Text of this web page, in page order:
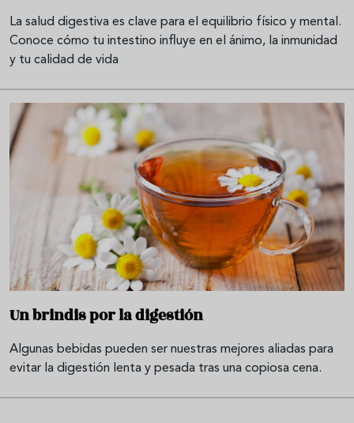
La salud digestiva es clave para el equilibrio físico y mental.
Conoce cómo tu intestino influye en el ánimo, la inmunidad
y tu calidad de vida
Un brindis por la digestión
Algunas bebidas pueden ser nuestras mejores aliadas para
evitar la digestión lenta y pesada tras una copiosa cena.